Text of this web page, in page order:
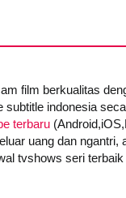
film berkualitas
indonesia
terbaru
uang dan ngantri,
tvshows seri